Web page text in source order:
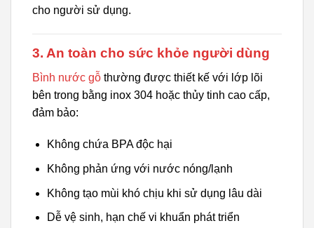
cho người sử dụng.
3. An toàn cho sức khỏe người dùng
Bình nước gỗ thường được thiết kế với lớp lõi
bên trong bằng inox 304 hoặc thủy tinh cao cấp,
đảm bảo:
Không chứa BPA độc hại
Không phản ứng với nước nóng/lạnh
Không tạo mùi khó chịu khi sử dụng lâu dài
Dễ vệ sinh, hạn chế vi khuẩn phát triển